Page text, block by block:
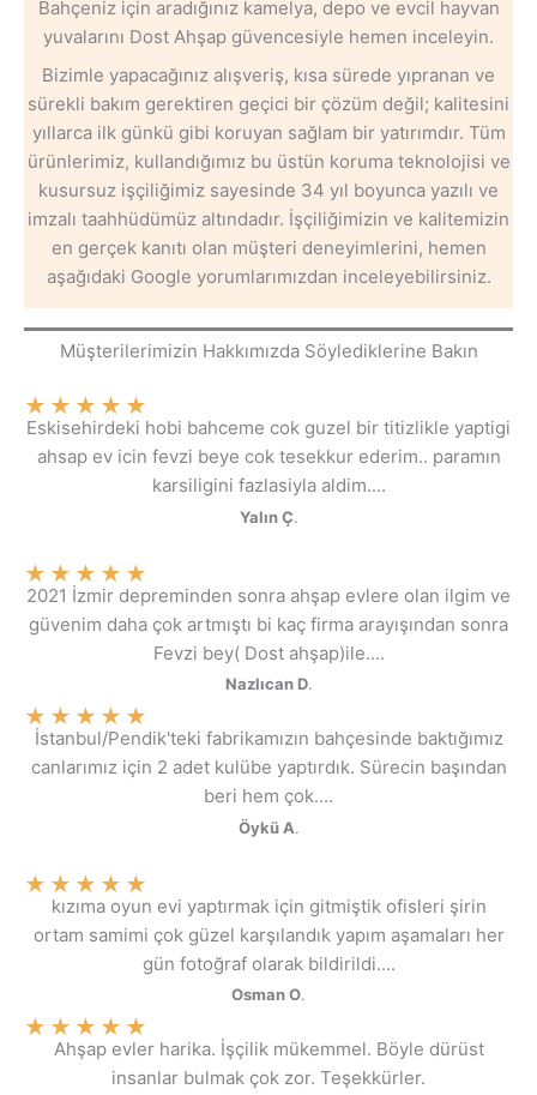
Bahçeniz için aradığınız kamelya, depo ve evcil hayvan
yuvalarını Dost Ahşap güvencesiyle hemen inceleyin.
Bizimle yapacağınız alışveriş, kısa sürede yıpranan ve
sürekli bakım gerektiren geçici bir çözüm değil; kalitesini
yıllarca ilk günkü gibi koruyan sağlam bir yatırımdır. Tüm
ürünlerimiz, kullandığımız bu üstün koruma teknolojisi ve
kusursuz işçiliğimiz sayesinde 34 yıl boyunca yazılı ve
imzalı taahhüdümüz altındadır. İşçiliğimizin ve kalitemizin
en gerçek kanıtı olan müşteri deneyimlerini, hemen
aşağıdaki Google yorumlarımızdan inceleyebilirsiniz.
Müşterilerimizin Hakkımızda Söylediklerine Bakın
★ ★ ★ ★ ★
Eskisehirdeki hobi bahceme cok guzel bir titizlikle yaptigi
ahsap ev icin fevzi beye cok tesekkur ederim.. paramın
karsiligini fazlasiyla aldim....
Yalın Ç.
★ ★ ★ ★ ★
2021 İzmir depreminden sonra ahşap evlere olan ilgim ve
güvenim daha çok artmıştı bi kaç firma arayışından sonra
Fevzi bey( Dost ahşap)ile....
Nazlıcan D.
★ ★ ★ ★ ★
İstanbul/Pendik'teki fabrikamızın bahçesinde baktığımız
canlarımız için 2 adet kulübe yaptırdık. Sürecin başından
beri hem çok....
Öykü A.
★ ★ ★ ★ ★
kızıma oyun evi yaptırmak için gitmiştik ofisleri şirin
ortam samimi çok güzel karşılandık yapım aşamaları her
gün fotoğraf olarak bildirildi....
Osman O.
★ ★ ★ ★ ★
Ahşap evler harika. İşçilik mükemmel. Böyle dürüst
insanlar bulmak çok zor. Teşekkürler.